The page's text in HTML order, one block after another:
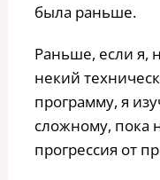
была раньше.
Раньше, если я,
некий
программу, я
сложному, пока
прогрессия от